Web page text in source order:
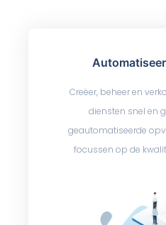
Creëer, beheer en
diensten snel en
geautomatiseerde
focussen op de